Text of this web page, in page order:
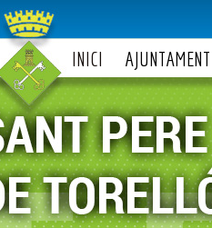
INICI AJUNTAMENT